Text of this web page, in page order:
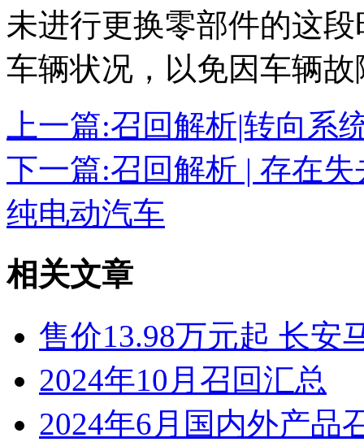
未进行更换零部件的这
车辆状况，以免因车辆
上一篇:召回解析|转向系
下一篇:召回解析 | 存在
纯电动汽车
相关文章
售价13.98万元起 长安
2024年10月召回汇总
2024年6月国内外产品